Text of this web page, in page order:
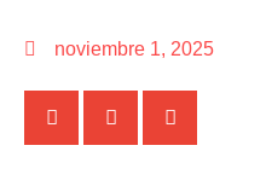
noviembre 1, 2025